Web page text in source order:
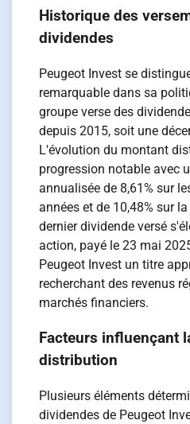
Historique des
dividendes
Peugeot Invest se
remarquable dans sa
groupe verse des
depuis 2015, soit une
L'évolution du montant
progression notable avec
annualisée de 8,61% sur
années et de 10,48% sur
dernier dividende versé
action, payé le 23 mai
Peugeot Invest un titre
recherchant des revenus
marchés financiers.
Facteurs influençant
distribution
Plusieurs éléments
dividendes de Peugeot